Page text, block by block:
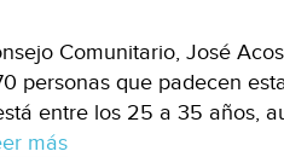
Comunitario, José
personas que padecen
entre los 25 a 35 años,
más